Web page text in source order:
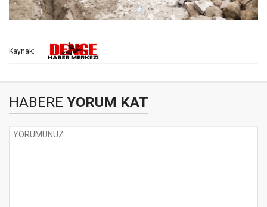
Kaynak:
HABERE YORUM KAT